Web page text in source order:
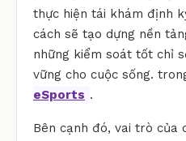
thực hiện tái khám định
cách sẽ tạo dựng nền
những kiểm soát tốt chỉ
vững cho cuộc sống.
eSports .
Bên cạnh đó, vai trò của